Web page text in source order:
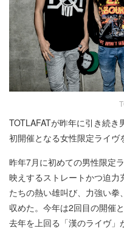
TOTLAFATが昨年に引き続き
初開催となる女性限定ライヴ
昨年7月に初めての男性限定
映えするストレートかつ迫
たちの熱い雄叫び、力強い
収めた。今年は2回目の開催
去年を上回る「漢のライヴ」